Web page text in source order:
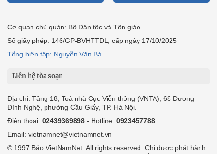
Cơ quan chủ quản: Bộ Dân tộc và Tôn giáo
Số giấy phép: 146/GP-BVHTTDL, cấp ngày 17/10/2025
Tổng biên tập: Nguyễn Văn Bá
Liên hệ tòa soạn
Địa chỉ: Tầng 18, Toà nhà Cục Viễn thông (VNTA), 68 Dương
Đình Nghệ, phường Cầu Giấy, TP. Hà Nội.
Điện thoại: 02439369898 - Hotline: 0923457788
Email: vietnamnet@vietnamnet.vn
© 1997 Báo VietNamNet. All rights reserved. Chỉ được phát hành